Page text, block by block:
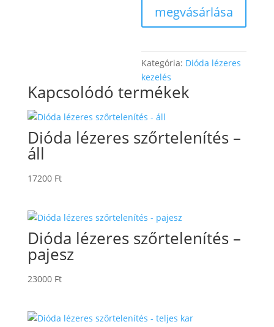
megvásárlása
Kategória: Dióda lézeres
kezelés
Kapcsolódó termékek
Dióda lézeres szőrtelenítés –
áll
17200 Ft
Dióda lézeres szőrtelenítés –
pajesz
23000 Ft